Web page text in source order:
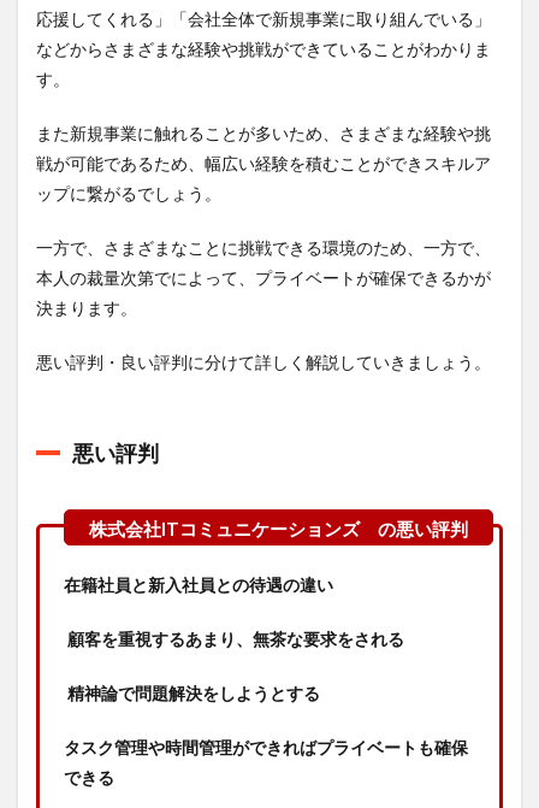
応援してくれる」「会社全体で新規事業に取り組んでいる」
などからさまざまな経験や挑戦ができていることがわかりま
す。
また新規事業に触れることが多いため、さまざまな経験や挑
戦が可能であるため、幅広い経験を積むことができスキルア
ップに繋がるでしょう。
一方で、さまざまなことに挑戦できる環境のため、一方で、
本人の裁量次第でによって、プライベートが確保できるかが
決まります。
悪い評判・良い評判に分けて詳しく解説していきましょう。
悪い評判
在籍社員と新入社員との待遇の違い
顧客を重視するあまり、無茶な要求をされる
精神論で問題解決をしようとする
タスク管理や時間管理ができればプライベートも確保
できる